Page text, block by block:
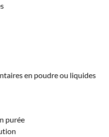
en poudre ou liquides
purée